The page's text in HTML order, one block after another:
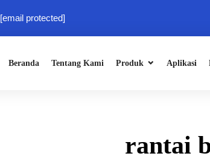
[email protected]
Beranda Tentang Kami Produk Aplikasi
rantai